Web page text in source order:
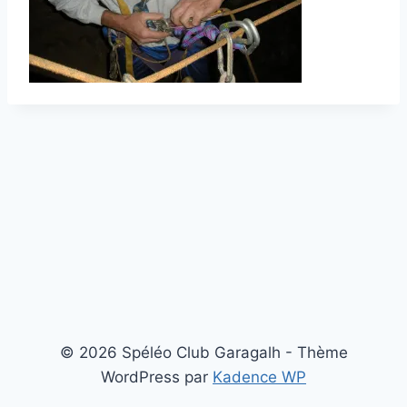
© 2026 Spéléo Club Garagalh - Thème
WordPress par Kadence WP